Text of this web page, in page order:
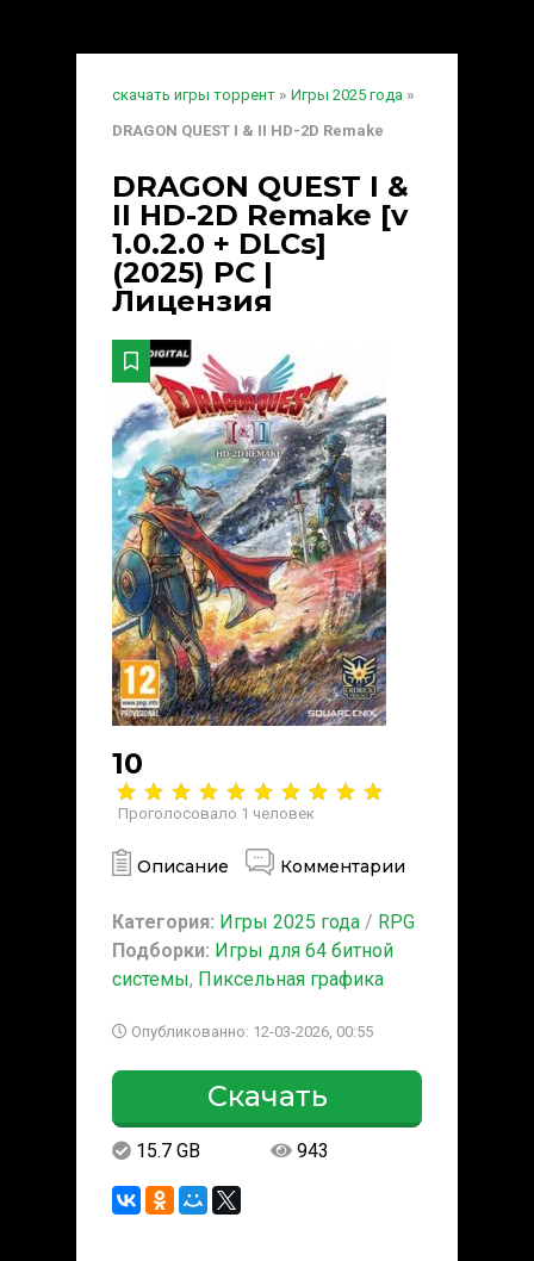
скачать игры торрент » Игры 2025 года »
DRAGON QUEST I & II HD-2D Remake
DRAGON QUEST I &
II HD-2D Remake [v
1.0.2.0 + DLCs]
(2025) PC |
Лицензия
10
Проголосовало 1 человек
Описание Комментарии
Категория: Игры 2025 года / RPG
Подборки: Игры для 64 битной
системы, Пиксельная графика
Опубликованно: 12-03-2026, 00:55
Скачать
15.7 GB 943